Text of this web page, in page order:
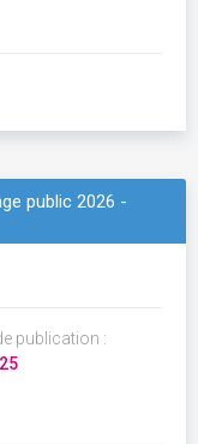
public 2026 -
publication :